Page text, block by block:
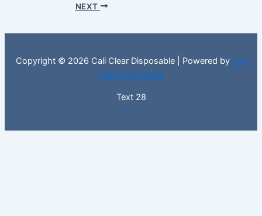
NEXT
Copyright © 2026 Cali Clear Disposable | Powered by Cali
Clear Disposable
Text 28